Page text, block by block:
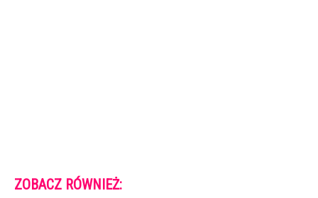
ZOBACZ RÓWNIEŻ: